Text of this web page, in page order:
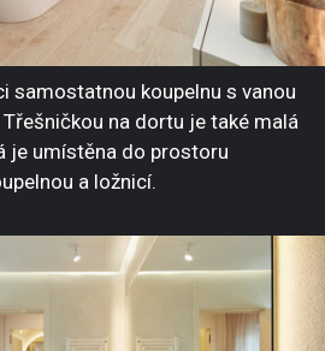
samostatnou koupelnu s vanou
na dortu je také malá
je umístěna do prostoru
a ložnicí.